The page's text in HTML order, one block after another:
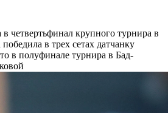
четвертьфинал крупного турнира в
в трех сетах датчанку
в полуфинале турнира в Бад-